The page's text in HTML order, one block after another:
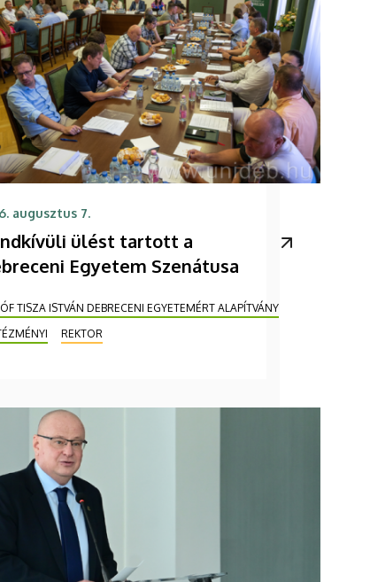
augusztus 7.
ülést tartott a
Egyetem Szenátusa
TISZA ISTVÁN DEBRECENI EGYETEMÉRT ALAPÍTVÁNY
REKTOR